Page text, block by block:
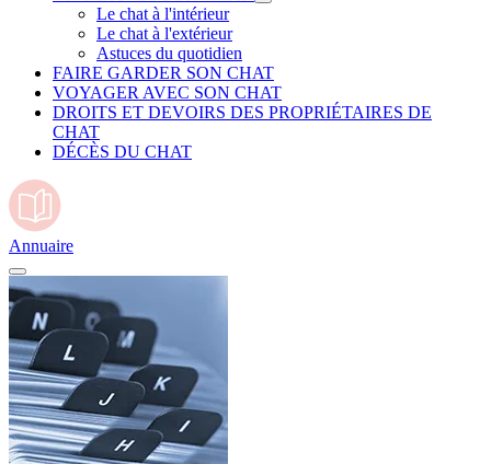
Le chat à l'intérieur
Le chat à l'extérieur
Astuces du quotidien
FAIRE GARDER SON CHAT
VOYAGER AVEC SON CHAT
DROITS ET DEVOIRS DES PROPRIÉTAIRES DE
CHAT
DÉCÈS DU CHAT
Annuaire